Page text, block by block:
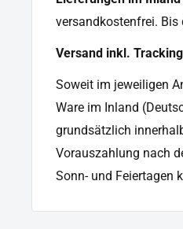
versandkostenfrei.
Versand inkl.
Soweit im jeweiligen
Ware im Inland
grundsätzlich
Vorauszahlung nach
Sonn- und Feiertagen